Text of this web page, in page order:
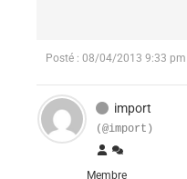
Posté : 08/04/2013 9:33 pm
import
(@import)
Membre